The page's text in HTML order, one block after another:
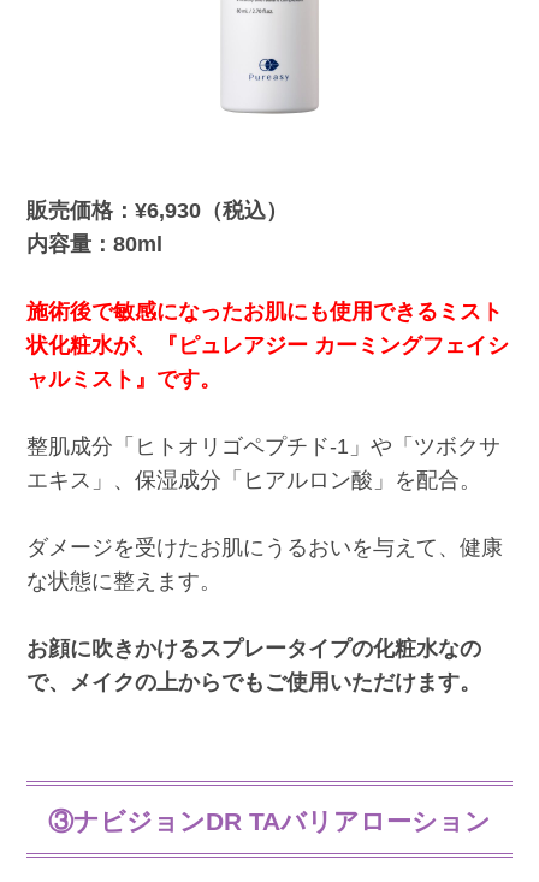
販売価格：¥6,930（税込）
内容量：80ml
施術後で敏感になったお肌にも使用できるミスト
状化粧水が、『ピュレアジー カーミングフェイシ
ャルミスト』です。
整肌成分「ヒトオリゴペプチド-1」や「ツボクサ
エキス」、保湿成分「ヒアルロン酸」を配合。
ダメージを受けたお肌にうるおいを与えて、健康
な状態に整えます。
お顔に吹きかけるスプレータイプの化粧水なの
で、メイクの上からでもご使用いただけます。
③ナビジョンDR TAバリアローション